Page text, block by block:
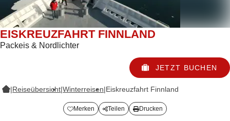
EISKREUZFAHRT FINNLAND
Packeis & Nordlichter
JETZT BUCHEN
|Reiseübersicht|Winterreisen|Eiskreuzfahrt Finnland
Merken Teilen Drucken